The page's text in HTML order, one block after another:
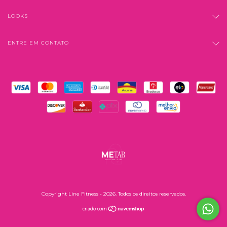
LOOKS
ENTRE EM CONTATO
Copyright Line Fitness - 2026. Todos os direitos reservados.